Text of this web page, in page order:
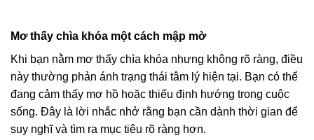
Mơ thấy chìa khóa một cách mập mờ
Khi bạn nằm mơ thấy chìa khóa nhưng không rõ ràng, điều
này thường phản ánh trạng thái tâm lý hiện tại. Bạn có thể
đang cảm thấy mơ hồ hoặc thiếu định hướng trong cuộc
sống. Đây là lời nhắc nhở rằng bạn cần dành thời gian để
suy nghĩ và tìm ra mục tiêu rõ ràng hơn.